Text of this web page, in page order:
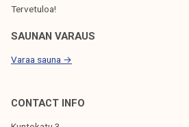
S
Tervetuloa!
SAUNAN VARAUS
Varaa sauna →
CONTACT INFO